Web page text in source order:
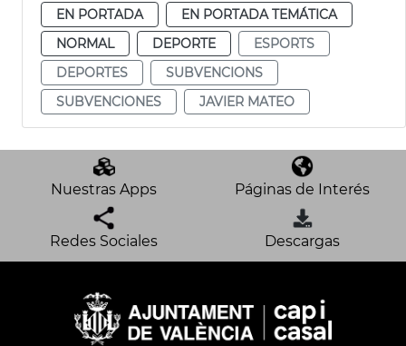
EN PORTADA
EN PORTADA TEMÁTICA
NORMAL
DEPORTE
ESPORTS
DEPORTES
SUBVENCIONS
SUBVENCIONES
JAVIER MATEO
Nuestras Apps Páginas de Interés
Redes Sociales Descargas